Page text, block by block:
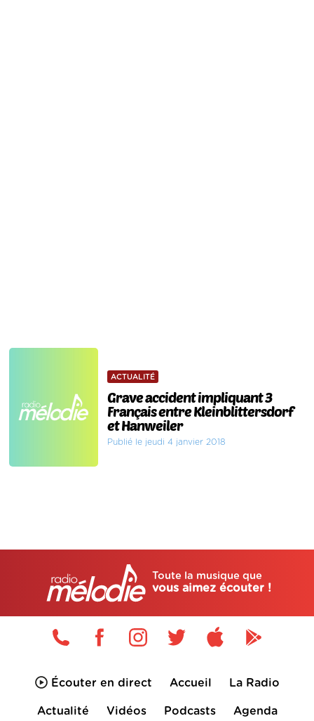
ACTUALITÉ
Grave accident impliquant 3
Français entre Kleinblittersdorf
et Hanweiler
Publié le jeudi 4 janvier 2018
Toute la musique que
vous aimez écouter !
Écouter en direct Accueil La Radio
Actualité Vidéos Podcasts Agenda